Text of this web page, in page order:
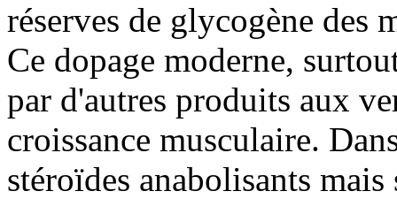
réserves de glycogène des
Ce dopage moderne,
par d'autres produits aux
croissance musculaire.
stéroïdes anabolisants